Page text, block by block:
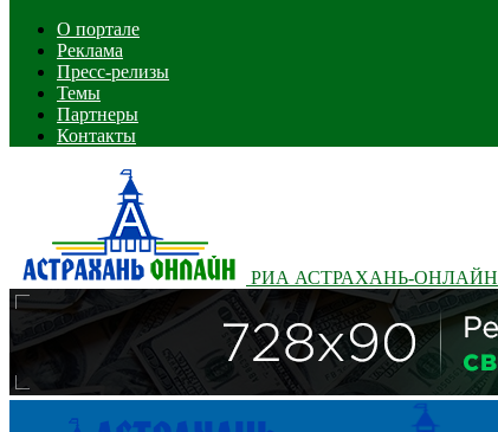
О портале
Реклама
Пресс-релизы
Темы
Партнеры
Контакты
РИА АСТРАХАНЬ-ОНЛАЙН